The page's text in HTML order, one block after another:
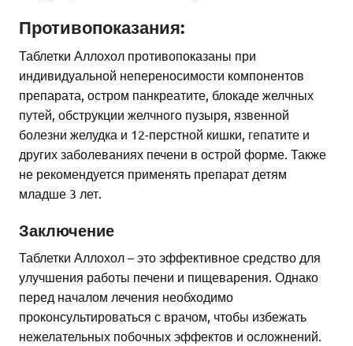
Противопоказания:
Таблетки Аллохол противопоказаны при
индивидуальной непереносимости компонентов
препарата, остром панкреатите, блокаде желчных
путей, обструкции желчного пузыря, язвенной
болезни желудка и 12-перстной кишки, гепатите и
других заболеваниях печени в острой форме. Также
не рекомендуется применять препарат детям
младше 3 лет.
Заключение
Таблетки Аллохол – это эффективное средство для
улучшения работы печени и пищеварения. Однако
перед началом лечения необходимо
проконсультироваться с врачом, чтобы избежать
нежелательных побочных эффектов и осложнений.